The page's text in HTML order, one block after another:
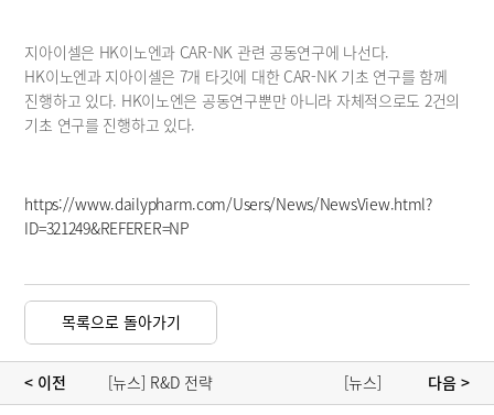
지아이셀은 HK이노엔과 CAR-NK 관련 공동연구에 나선다.
HK이노엔과 지아이셀은 7개 타깃에 대한 CAR-NK 기초 연구를 함께
진행하고 있다. HK이노엔은 공동연구뿐만 아니라 자체적으로도 2건의
기초 연구를 진행하고 있다.
https://www.dailypharm.com/Users/News/NewsView.html?
ID=321249&REFERER=NP
목록으로 돌아가기
< 이전
[뉴스] R&D 전략
재수립,
[뉴스]
와이바이오로직스,
다음 >